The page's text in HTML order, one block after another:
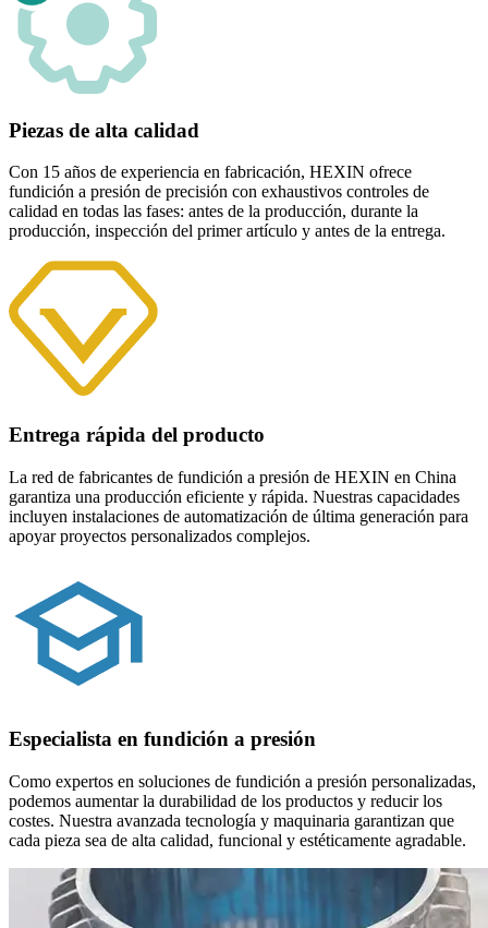
Piezas de alta calidad
Con 15 años de experiencia en fabricación, HEXIN ofrece
fundición a presión de precisión con exhaustivos controles de
calidad en todas las fases: antes de la producción, durante la
producción, inspección del primer artículo y antes de la entrega.
Entrega rápida del producto
La red de fabricantes de fundición a presión de HEXIN en China
garantiza una producción eficiente y rápida. Nuestras capacidades
incluyen instalaciones de automatización de última generación para
apoyar proyectos personalizados complejos.
Especialista en fundición a presión
Como expertos en soluciones de fundición a presión personalizadas,
podemos aumentar la durabilidad de los productos y reducir los
costes. Nuestra avanzada tecnología y maquinaria garantizan que
cada pieza sea de alta calidad, funcional y estéticamente agradable.